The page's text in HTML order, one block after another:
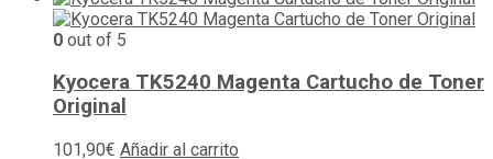
0 out of 5
Kyocera TK5240 Magenta Cartucho de Toner
Original
101,90€ Añadir al carrito